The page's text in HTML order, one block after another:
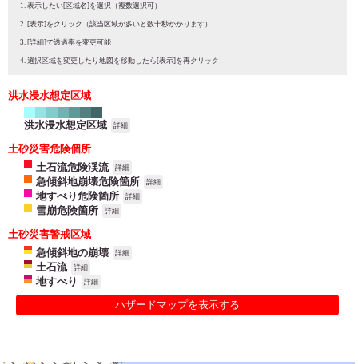
表示したい[区域名]を選択（複数選択可）
[表示]をクリック（該当区域が多いと数十秒かかります）
[詳細]で透過率を変更可能
選択区域を変更したり地図を移動したら[表示]を再クリック
洪水浸水想定区域
洪水浸水想定区域 詳細
土砂災害危険個所
土石流危険渓流
詳細
急傾斜地崩壊危険箇所 詳細
地すべり危険箇所 詳細
雪崩危険箇所 詳細
土砂災害警戒区域
急傾斜地の崩壊
詳細
土石流 詳細
地すべり 詳細
ハザードマップを表示する